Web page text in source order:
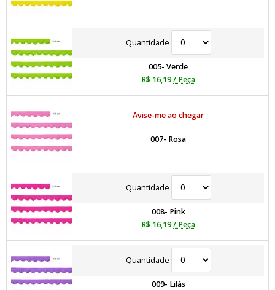
Quantidade
005- Verde
R$ 16,19/ Peça
Avise-me ao chegar
007- Rosa
Quantidade
008- Pink
R$ 16,19/ Peça
Quantidade
009- Lilás